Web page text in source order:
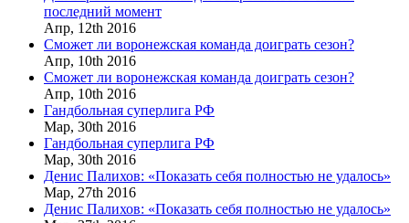
последний момент
Апр, 12th 2016
Сможет ли воронежская команда доиграть сезон?
Апр, 10th 2016
Сможет ли воронежская команда доиграть сезон?
Апр, 10th 2016
Гандбольная суперлига РФ
Мар, 30th 2016
Гандбольная суперлига РФ
Мар, 30th 2016
Денис Палихов: «Показать себя полностью не удалось»
Мар, 27th 2016
Денис Палихов: «Показать себя полностью не удалось»